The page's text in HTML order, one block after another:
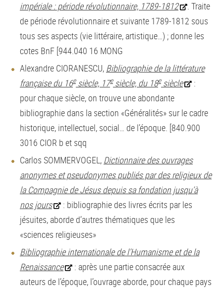
impériale : période révolutionnaire, 1789-1812
. Traite
de période révolutionnaire et suivante 1789-1812 sous
tous ses aspects (vie littéraire, artistique…) ; donne les
cotes BnF [944.040 16 MONG
Alexandre CIORANESCU, Bibliographie de la littérature
française du 16esiècle, 17esiècle, du 18esiècle
:
pour chaque siècle, on trouve une abondante
bibliographie dans la section «Généralités» sur le cadre
historique, intellectuel, social… de l’époque. [840.900
3016 CIOR b et sqq
Carlos SOMMERVOGEL, Dictionnaire des ouvrages
anonymes et pseudonymes publiés par des religieux de
la Compagnie de Jésus depuis sa fondation jusqu’à
nos jours
: bibliographie des livres écrits par les
jésuites, aborde d’autres thématiques que les
«sciences religieuses»
Bibliographie internationale de l’Humanisme et de la
Renaissance
: après une partie consacrée aux
auteurs de l’époque, l’ouvrage aborde, pour chaque pays